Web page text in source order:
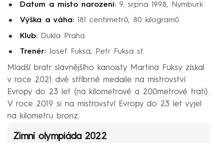
Datum a místo narození:9. srpna 1998, Nymburk
Výška a váha:181 centimetrů, 80 kilogramů
Klub:Dukla Praha
Trenér:Josef Fuksa, Petr Fuksa st.
Mladší bratr slavnějšího kanoisty Martina Fuksy získal
v roce 2021 dvě stříbrné medaile na mistrovství
Evropy do 23 let (na kilometrové a 200metrové trati).
V roce 2019 si na mistrovství Evropy do 23 let vyjel
na kilometru bronz.
Zimní olympiáda 2022